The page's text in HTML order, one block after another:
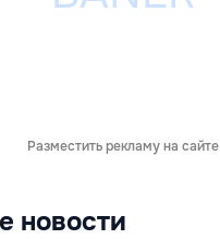
Разместить рекламу на сайте
новости